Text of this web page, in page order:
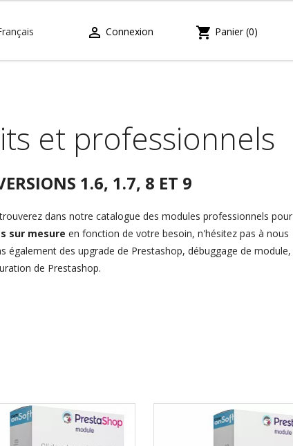
 Connexion shopping_cart Panier (0)
et professionnels
1.6, 1.7, 8 ET 9
dans notre catalogue des modules professionnels pour
sur mesure en fonction de votre besoin, n'hésitez pas à nous
des upgrade de Prestashop, débuggage de module,
de Prestashop.